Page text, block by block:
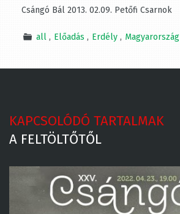
Csángó Bál 2013. 02.09. Petőfi Csarnok
all Előadás Erdély Magyarország
KAPCSOLÓDÓ TARTALMAK
A FELTÖLTŐTŐL